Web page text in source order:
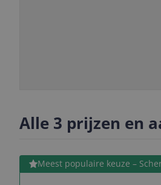
Alle 3 prijzen en
Meest populaire keuze –
Bekijk product